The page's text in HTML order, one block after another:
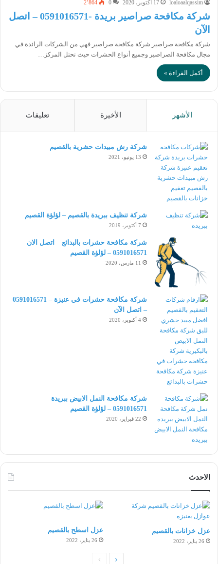
loaloaalqassim 17 أكتوبر، 2020 0 2٬864
شركة مكافحة صراصير بريدة -0591016571 – اتصل
الآن
شركة مكافحة صراصير شركة مكافحة صراصير فهي من الشركات الرائدة في
مجال مكافحة الصراصير وجميع أنواع الحشرات حيث تحتل المركز…
أكمل القراءة »
الأشهر الأخيرة تعليقات
شركة رش مبيدات حشرية بالقصيم
13 يونيو، 2021
شركة تنظيف ببريدة بالقصيم – لؤلؤة القصيم
7 أكتوبر، 2019
شركة مكافحة حشرات بالبدائع – اتصل الان –
0591016571 – لؤلؤة القصيم
11 مارس، 2020
شركة مكافحة حشرات في عنيزة – 0591016571
– اتصل الآن
4 أكتوبر، 2020
شركة مكافحة النمل الابيض ببريدة –
0591016571 – لؤلؤة القصيم
22 فبراير، 2020
الاحدث
عزل خزانات بالقصيم
26 يناير، 2022
عزل اسطح بالقصيم
26 يناير، 2022
الصفحةالصفحة